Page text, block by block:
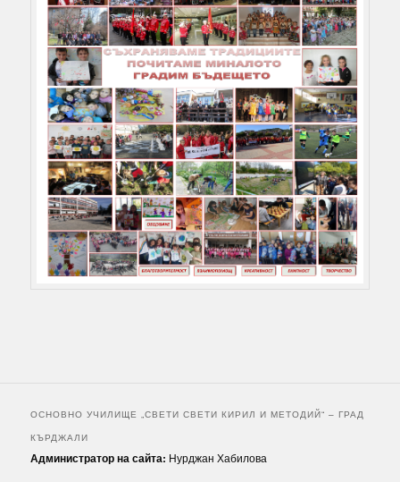
ОСНОВНО УЧИЛИЩЕ „СВЕТИ СВЕТИ КИРИЛ И МЕТОДИЙ“ – ГРАД
КЪРДЖАЛИ
Администратор на сайта: Нурджан Хабилова